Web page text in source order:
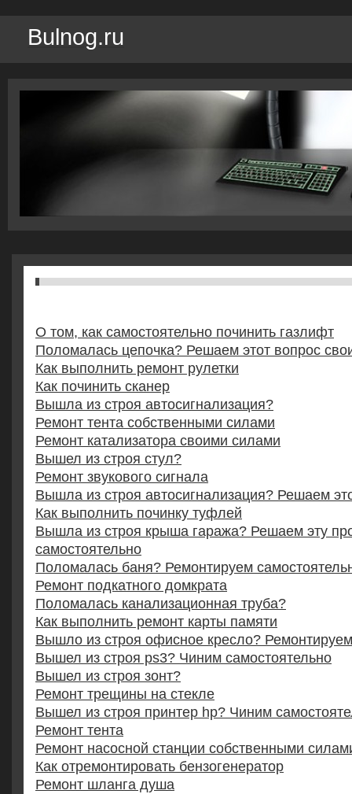
Bulnog.ru
О том, как самостоятельно починить газлифт
Поломалась цепочка? Решаем этот вопрос
Как выполнить ремонт рулетки
Как починить сканер
Вышла из строя автосигнализация?
Ремонт тента собственными силами
Ремонт катализатора своими силами
Вышел из строя стул?
Ремонт звукового сигнала
Вышла из строя автосигнализация? Решаем
Как выполнить починку туфлей
Вышла из строя крыша гаража? Решаем эту
самостоятельно
Поломалась баня? Ремонтируем
Ремонт подкатного домкрата
Поломалась канализационная труба?
Как выполнить ремонт карты памяти
Вышло из строя офисное кресло?
Вышел из строя ps3? Чиним самостоятельно
Вышел из строя зонт?
Ремонт трещины на стекле
Вышел из строя принтер hp? Чиним
Ремонт тента
Ремонт насосной станции собственными
Как отремонтировать бензогенератор
Ремонт шланга душа